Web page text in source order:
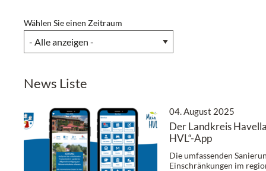
Wählen Sie einen Zeitraum
News Liste
04. August 2025
Der Landkreis
HVL“-App
Die umfassenden
Einschränkungen im